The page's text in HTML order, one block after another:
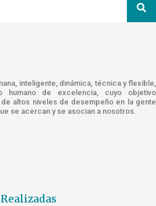
inteligente, dinámica, técnica y flexible,
humano de excelencia, cuyo objetivo
altos niveles de desempeño en la gente
se acercan y se asocian a nosotros.